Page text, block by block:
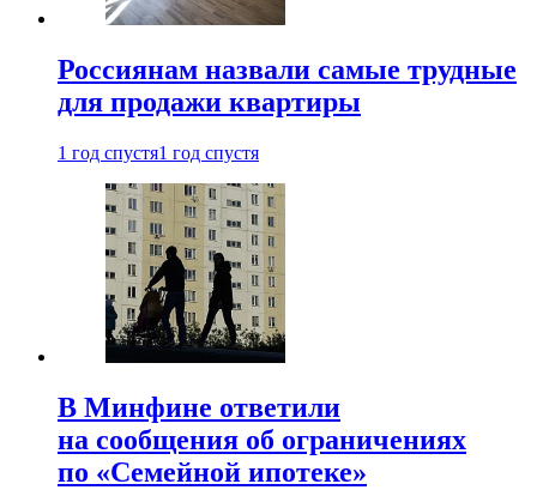
Россиянам назвали самые трудные
для продажи квартиры
1 год спустя1 год спустя
В Минфине ответили
на сообщения об ограничениях
по «Семейной ипотеке»